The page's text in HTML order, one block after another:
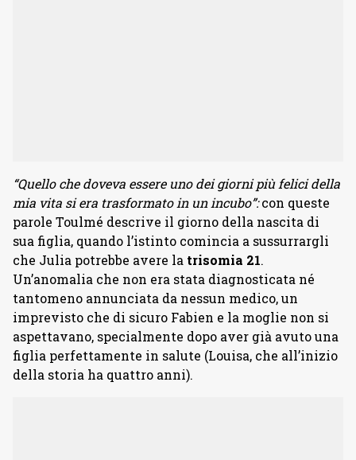
“Quello che doveva essere uno dei giorni più felici della
mia vita si era trasformato in un incubo”:con queste
parole Toulmé descrive il giorno della nascita di
sua figlia, quando l’istinto comincia a sussurrargli
che Julia potrebbe avere la trisomia 21.
Un’anomalia che non era stata diagnosticata né
tantomeno annunciata da nessun medico, un
imprevisto che di sicuro Fabien e la moglie non si
aspettavano, specialmente dopo aver già avuto una
figlia perfettamente in salute (Louisa, che all’inizio
della storia ha quattro anni).